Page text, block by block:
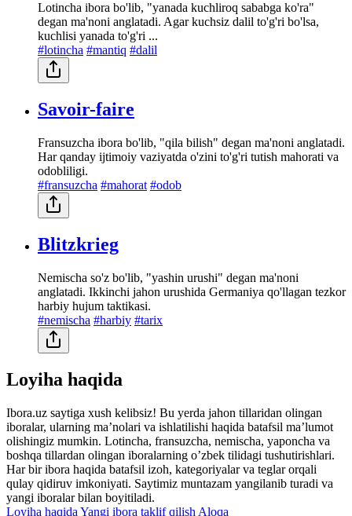
Lotincha ibora bo'lib, "yanada kuchliroq sababga ko'ra"
degan ma'noni anglatadi. Agar kuchsiz dalil to'g'ri bo'lsa,
kuchlisi yanada to'g'ri ...
#lotincha #mantiq #dalil
Savoir-faire
Fransuzcha ibora bo'lib, "qila bilish" degan ma'noni anglatadi.
Har qanday ijtimoiy vaziyatda o'zini to'g'ri tutish mahorati va
odobliligi.
#fransuzcha #mahorat #odob
Blitzkrieg
Nemischa so'z bo'lib, "yashin urushi" degan ma'noni
anglatadi. Ikkinchi jahon urushida Germaniya qo'llagan tezkor
harbiy hujum taktikasi.
#nemischa #harbiy #tarix
Loyiha haqida
Ibora.uz saytiga xush kelibsiz! Bu yerda jahon tillaridan olingan
iboralar, ularning maʼnolari va ishlatilishi haqida batafsil maʼlumot
olishingiz mumkin. Lotincha, fransuzcha, nemischa, yaponcha va
boshqa tillardan olingan iboralarning oʼzbek tilidagi tushutirishlari.
Har bir ibora haqida batafsil izoh, kategoriyalar va teglar orqali
qulay qidiruv imkoniyati. Saytimiz muntazam yangilanib turadi va
yangi iboralar bilan boyitiladi.
Loyiha haqida Yangi ibora taklif qilish Aloqa